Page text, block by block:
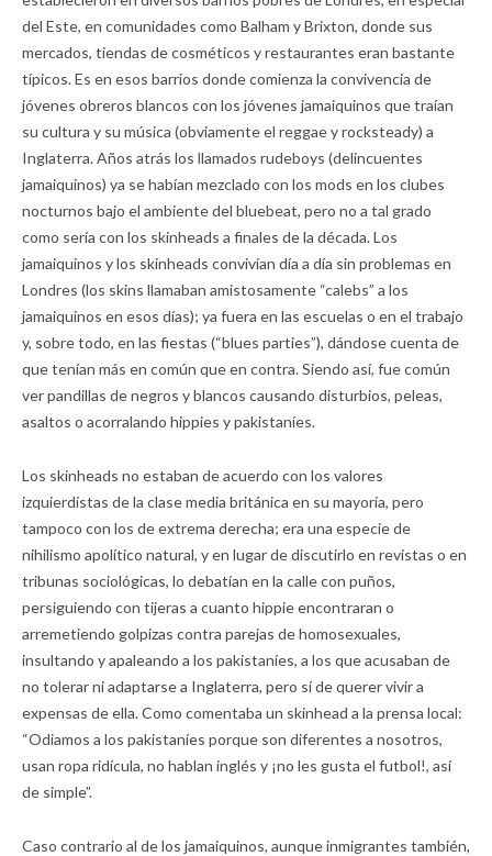
del Este, en comunidades como Balham y Brixton, donde sus
mercados, tiendas de cosméticos y restaurantes eran bastante
típicos. Es en esos barrios donde comienza la convivencia de
jóvenes obreros blancos con los jóvenes jamaiquinos que traían
su cultura y su música (obviamente el reggae y rocksteady) a
Inglaterra. Años atrás los llamados rudeboys (delincuentes
jamaiquinos) ya se habían mezclado con los mods en los clubes
nocturnos bajo el ambiente del bluebeat, pero no a tal grado
como sería con los skinheads a finales de la década. Los
jamaiquinos y los skinheads convivían día a día sin problemas en
Londres (los skins llamaban amistosamente “calebs” a los
jamaiquinos en esos días); ya fuera en las escuelas o en el trabajo
y, sobre todo, en las fiestas (“blues parties”), dándose cuenta de
que tenían más en común que en contra. Siendo así, fue común
ver pandillas de negros y blancos causando disturbios, peleas,
asaltos o acorralando hippies y pakistaníes.
Los skinheads no estaban de acuerdo con los valores
izquierdistas de la clase media británica en su mayoría, pero
tampoco con los de extrema derecha; era una especie de
nihilismo apolítico natural, y en lugar de discutirlo en revistas o en
tribunas sociológicas, lo debatían en la calle con puños,
persiguiendo con tijeras a cuanto hippie encontraran o
arremetiendo golpizas contra parejas de homosexuales,
insultando y apaleando a los pakistaníes, a los que acusaban de
no tolerar ni adaptarse a Inglaterra, pero sí de querer vivir a
expensas de ella. Como comentaba un skinhead a la prensa local:
“Odiamos a los pakistaníes porque son diferentes a nosotros,
usan ropa ridícula, no hablan inglés y ¡no les gusta el futbol!, así
de simple”.
Caso contrario al de los jamaiquinos, aunque inmigrantes también,